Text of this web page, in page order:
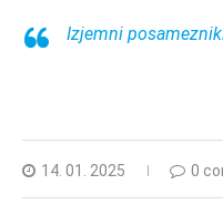
Izjemni
14. 01. 2025 0